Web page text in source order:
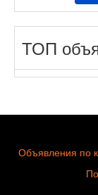
ТОП
Объявления по